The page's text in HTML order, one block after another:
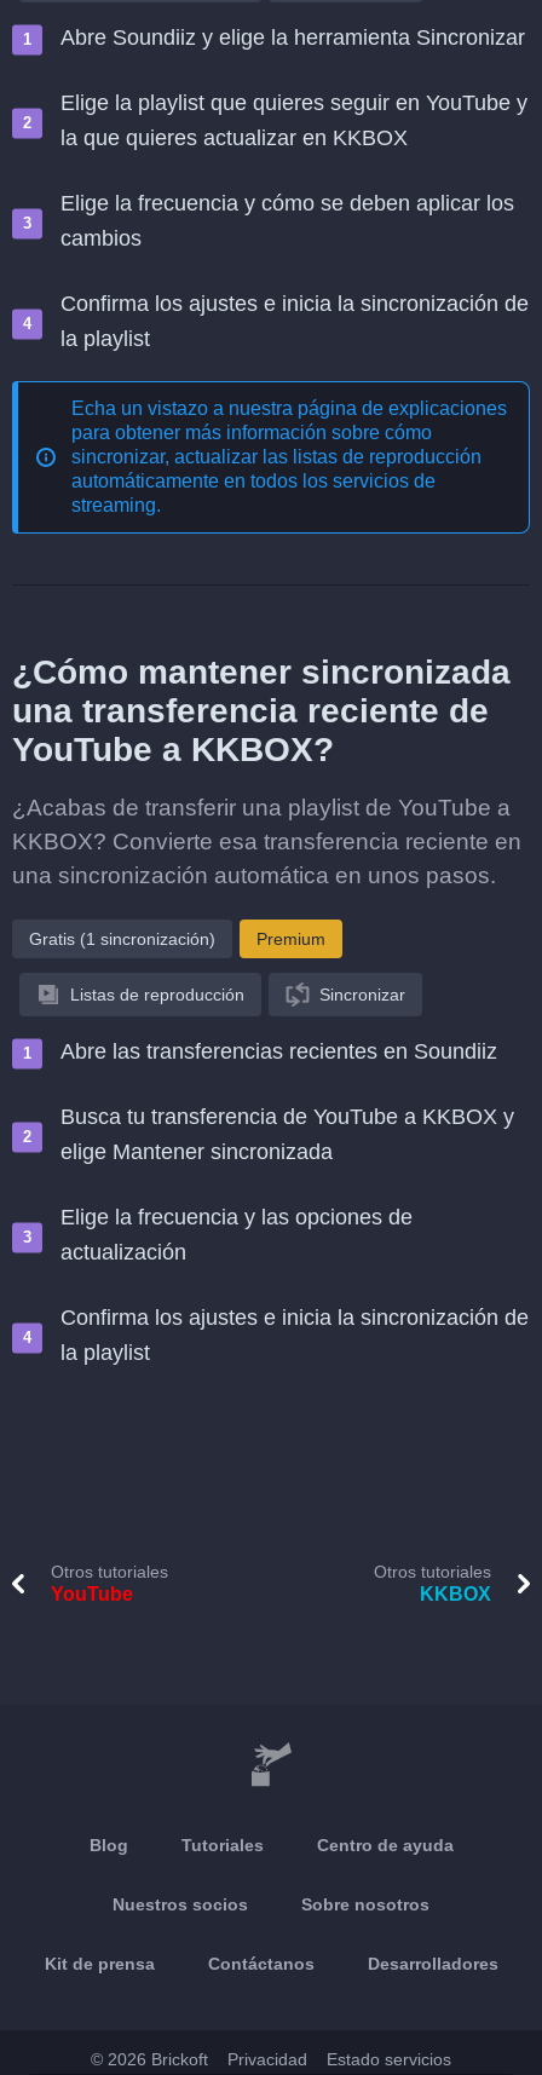
Abre Soundiiz y elige la herramienta Sincronizar
Elige la playlist que quieres seguir en YouTube y
la que quieres actualizar en KKBOX
Elige la frecuencia y cómo se deben aplicar los
cambios
Confirma los ajustes e inicia la sincronización de
la playlist
Echa un vistazo a nuestra página de explicaciones
para obtener más información sobre cómo
sincronizar, actualizar las listas de reproducción
automáticamente en todos los servicios de
streaming.
¿Cómo mantener sincronizada
una transferencia reciente de
YouTube a KKBOX?
¿Acabas de transferir una playlist de YouTube a
KKBOX? Convierte esa transferencia reciente en
una sincronización automática en unos pasos.
Gratis (1 sincronización) Premium
Listas de reproducción Sincronizar
Abre las transferencias recientes en Soundiiz
Busca tu transferencia de YouTube a KKBOX y
elige Mantener sincronizada
Elige la frecuencia y las opciones de
actualización
Confirma los ajustes e inicia la sincronización de
la playlist
Otros tutoriales
YouTube
Otros tutoriales
KKBOX
Blog Tutoriales Centro de ayuda
Nuestros socios Sobre nosotros
Kit de prensa Contáctanos Desarrolladores
© 2026 Brickoft Privacidad Estado servicios